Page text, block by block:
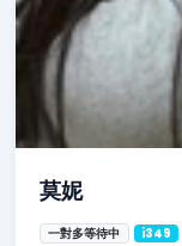
莫妮
一對多等待中 i349